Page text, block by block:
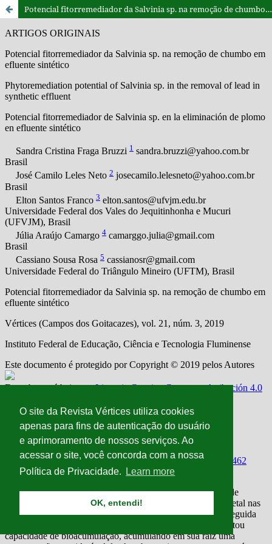
O site da Revista Vértices utiliza cookies
apenas para fins de autenticação do usuário
e aprimoramento de nossos serviços. Ao
acessar o site, você concorda com a nossa
Política de Privacidade.
Learn more
OK, entendi!
Potencial fitorremediador da Salvinia sp. na remoção de chumbo em efluente sintético